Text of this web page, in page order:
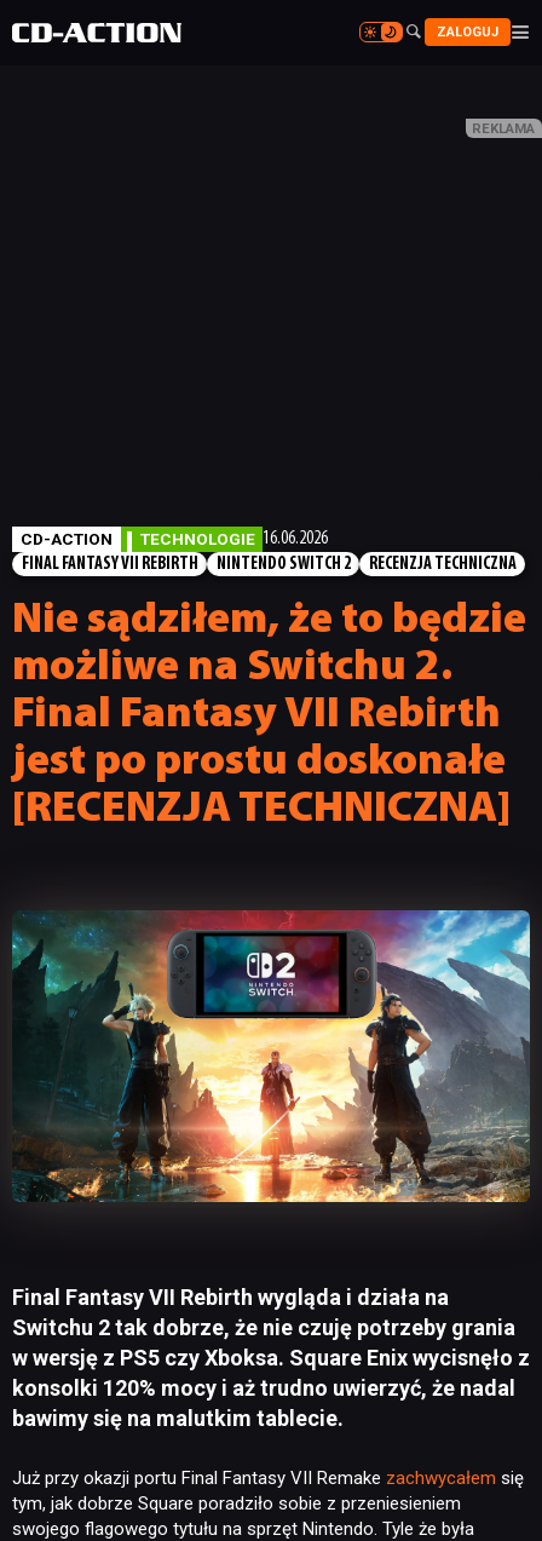

 ZALOGUJ 

CD-ACTION TECHNOLOGIE 16.06.2026
FINAL FANTASY VII REBIRTH
NINTENDO SWITCH 2 RECENZJA TECHNICZNA
Nie sądziłem, że to będzie
możliwe na Switchu 2.
Final Fantasy VII Rebirth
jest po prostu doskonałe
[RECENZJA TECHNICZNA]
Final Fantasy VII Rebirth wygląda i działa na
Switchu 2 tak dobrze, że nie czuję potrzeby grania
w wersję z PS5 czy Xboksa. Square Enix wycisnęło z
konsolki 120% mocy i aż trudno uwierzyć, że nadal
bawimy się na malutkim tablecie.
Już przy okazji portu Final Fantasy VII Remake zachwycałem się
tym, jak dobrze Square poradziło sobie z przeniesieniem
swojego flagowego tytułu na sprzęt Nintendo. Tyle że była